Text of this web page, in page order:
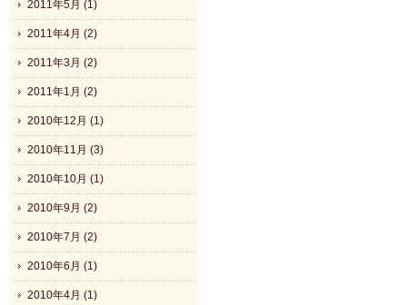
2011年5月 (1)
2011年4月 (2)
2011年3月 (2)
2011年1月 (2)
2010年12月 (1)
2010年11月 (3)
2010年10月 (1)
2010年9月 (2)
2010年7月 (2)
2010年6月 (1)
2010年4月 (1)